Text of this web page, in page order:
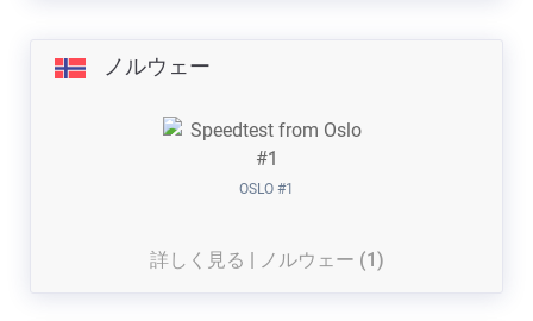
ノルウェー
OSLO #1
詳しく見る | ノルウェー (1)